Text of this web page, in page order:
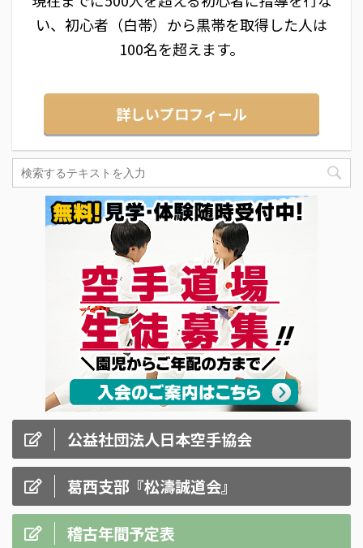
い、初心者（白帯）から黒帯を取得した人は
100名を超えます。
詳しいプロフィール
公益社団法人日本空手協会
葛西支部『松濤誠道会』
稽古年間予定表